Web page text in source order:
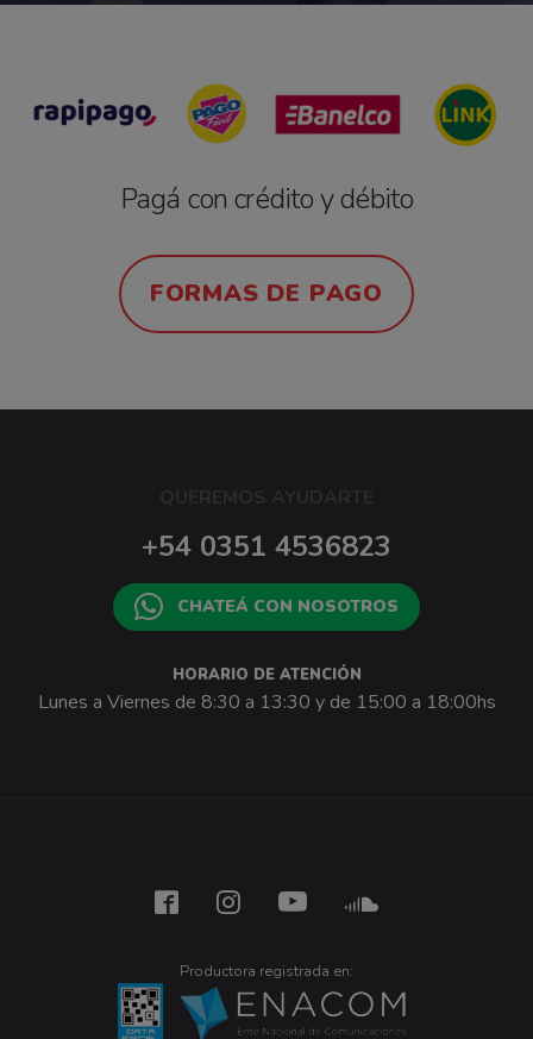
Pagá con crédito y débito
FORMAS DE PAGO
+54 0351 4536823
CHATEÁ CON NOSOTROS
HORARIO DE ATENCIÓN
Lunes a Viernes de 8:30 a 13:30 y de 15:00 a 18:00hs
Productora registrada en: